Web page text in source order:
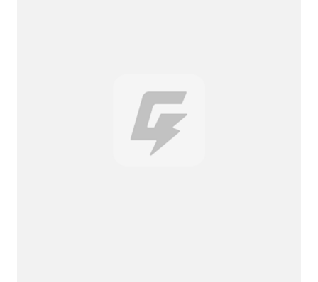
Mercy Woodpecker